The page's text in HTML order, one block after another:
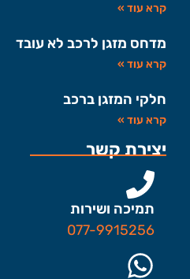
קרא עוד »
מדחס מזגן לרכב לא עובד
קרא עוד »
חלקי המזגן ברכב
קרא עוד »
יצירת קשר
תמיכה ושירות
077-9915256